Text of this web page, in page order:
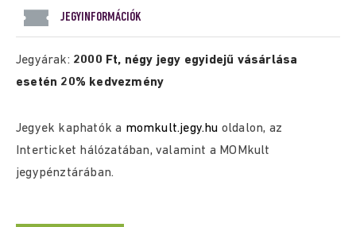
JEGYINFORMÁCIÓK
Jegyárak: 2000 Ft, négy jegy egyidejű vásárlása
esetén 20% kedvezmény
Jegyek kaphatók a momkult.jegy.hu oldalon, az
Interticket hálózatában, valamint a MOMkult
jegypénztárában.